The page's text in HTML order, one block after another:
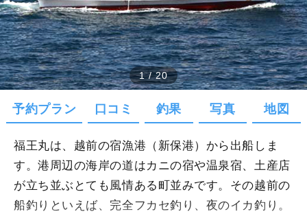
1/20
予約プラン 口コミ 釣果 写真 地図
福王丸は、越前の宿漁港（新保港）から出船しま
す。港周辺の海岸の道はカニの宿や温泉宿、土産店
が立ち並ぶとても風情ある町並みです。その越前の
船釣りといえば、完全フカセ釣り、夜のイカ釣り。